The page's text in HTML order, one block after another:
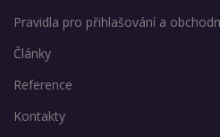
Pravidla pro přihlašování a
Články
Reference
Kontakty